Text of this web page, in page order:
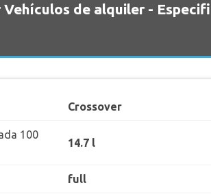
de alquiler -
Crossover
100
14.7 l
full